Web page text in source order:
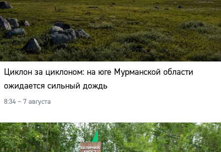
Циклон за циклоном: на юге Мурманской области
ожидается сильный дождь
8:34 – 7 августа